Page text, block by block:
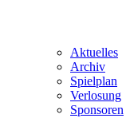
Aktuelles
Archiv
Spielplan
Verlosung
Sponsoren